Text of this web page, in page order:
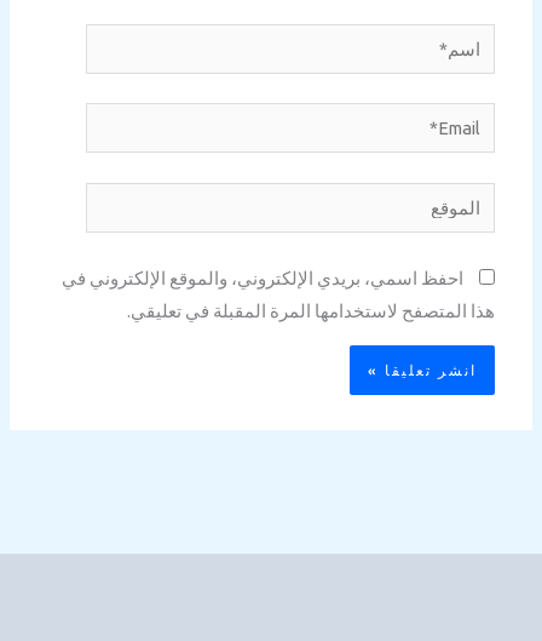
اسم*
Email*
الموقع
احفظ اسمي، بريدي الإلكتروني، والموقع الإلكتروني في
هذا المتصفح لاستخدامها المرة المقبلة في تعليقي.